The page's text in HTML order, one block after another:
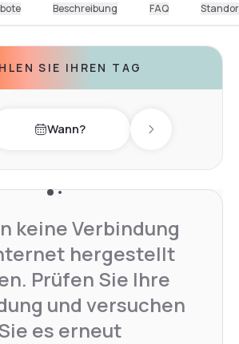
Beschreibung FAQ
SIE IHREN TAG
day Wann? Next day
keine Verbindung
hergestellt
Prüfen Sie Ihre
und versuchen
es erneut